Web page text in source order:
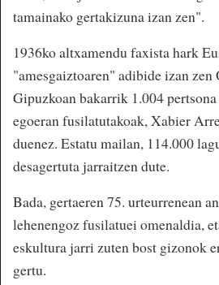
tamainako gertakizuna izan zen".
1936ko altxamendu faxista hark
"amesgaiztoaren" adibide izan zen
Gipuzkoan bakarrik 1.004
egoeran fusilatutakoak, Xabier
duenez. Estatu mailan, 114.000
desagertuta jarraitzen dute.
Bada, gertaeren 75. urteurrenean
lehenengoz fusilatuei omenaldia,
eskultura jarri zuten bost gizonok
gertu.